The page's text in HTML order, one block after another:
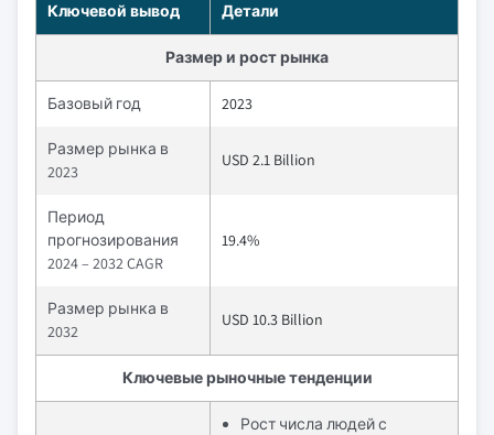
Ключевой вывод Детали
Размер и рост рынка
Базовый год 2023
Размер рынка в
2023
USD 2.1 Billion
Период
прогнозирования
2024 – 2032 CAGR
19.4%
Размер рынка в
2032
USD 10.3 Billion
Ключевые рыночные тенденции
Рост числа людей с